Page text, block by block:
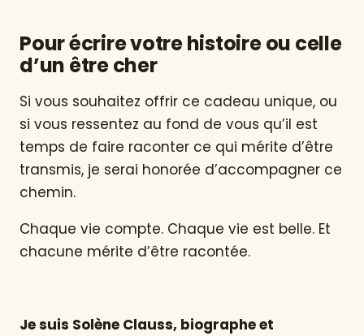
Pour écrire votre histoire ou celle
d’un être cher
Si vous souhaitez offrir ce cadeau unique, ou
si vous ressentez au fond de vous qu’il est
temps de faire raconter ce qui mérite d’être
transmis, je serai honorée d’accompagner ce
chemin.
Chaque vie compte. Chaque vie est belle. Et
chacune mérite d’être racontée.
Je suis Solène Clauss, biographe et